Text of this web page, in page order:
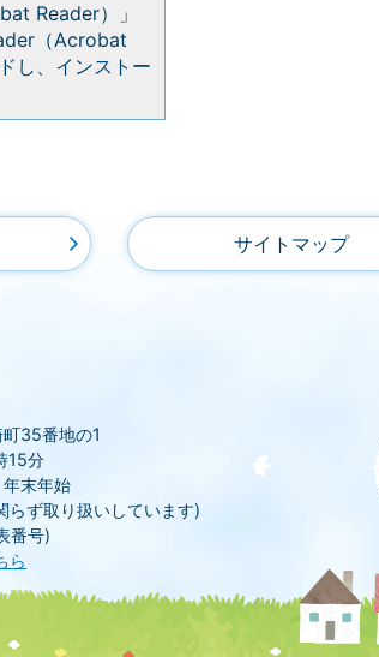
Reader）」
（Acrobat
し、インストー
サイトマップ
35番地の1
15分
末年始
らず取り扱いしています)
番号)
ら